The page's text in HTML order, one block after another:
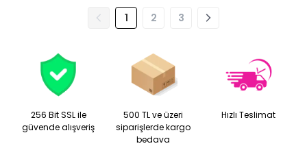
1 2 3
256 Bit SSL ile
güvende alışveriş
500 TL ve üzeri
siparişlerde kargo
bedava
Hızlı Teslimat